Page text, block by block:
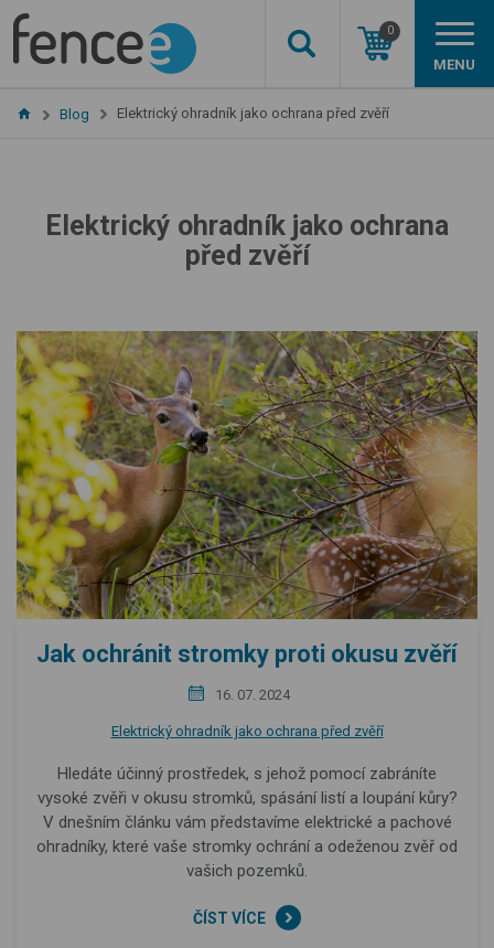
0
MENU
Blog Elektrický ohradník jako ochrana před zvěří
Elektrický ohradník jako ochrana
před zvěří
Jak ochránit stromky proti okusu zvěří
16. 07. 2024
Elektrický ohradník jako ochrana před zvěří
Hledáte účinný prostředek, s jehož pomocí zabráníte
vysoké zvěři v okusu stromků, spásání listí a loupání kůry?
V dnešním článku vám představíme elektrické a pachové
ohradníky, které vaše stromky ochrání a odeženou zvěř od
vašich pozemků.
ČÍST VÍCE